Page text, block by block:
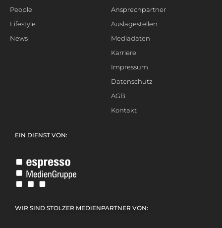
People
Lifestyle
News
Ansprechpartner
Auslagestellen
Mediadaten
Karriere
Impressum
Datenschutz
AGB
Kontakt
EIN DIENST VON:
WIR SIND STOLZER MEDIENPARTNER VON: